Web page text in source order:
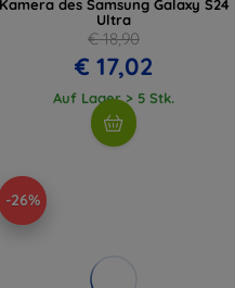
Kamera des Samsung Galaxy S24
Ultra
€ 18,90
€ 17,02
Auf Lager > 5 Stk.
-26%